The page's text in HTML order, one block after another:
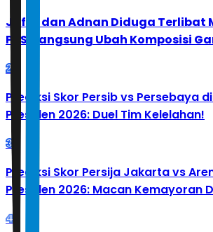
Jafar dan Adnan Diduga Terlibat
PBSI Langsung Ubah Komposisi
2
Prediksi Skor Persib vs Persebaya
Presiden 2026: Duel Tim Kelelahan!
3
Prediksi Skor Persija Jakarta vs
Presiden 2026: Macan Kemayoran
4